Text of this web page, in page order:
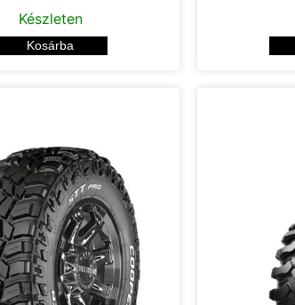
Készleten
Kosárba